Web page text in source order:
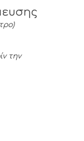
την